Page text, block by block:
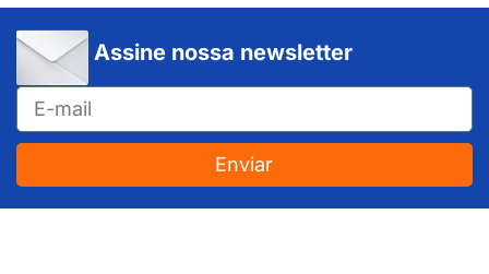
Assine nossa newsletter
Enviar